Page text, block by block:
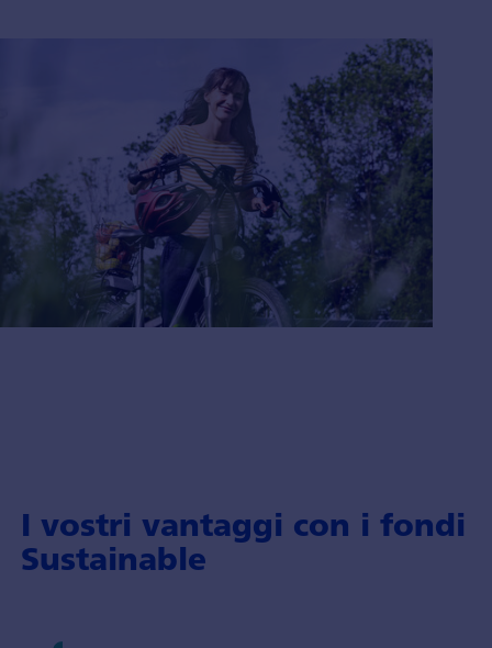
I vostri vantaggi con i fondi
Sustainable